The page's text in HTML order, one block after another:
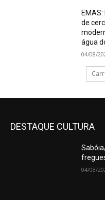
de
água
04/08/
DESTAQUE CULTURA
04/08/